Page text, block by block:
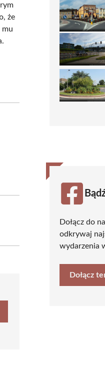
że
mu
Dołącz do
odkrywaj
wydarzenia
Dołącz